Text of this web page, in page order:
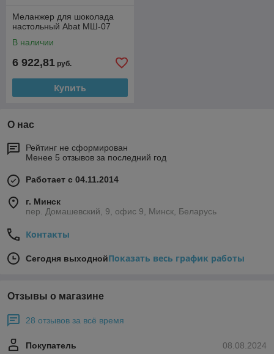
Меланжер для шоколада
настольный Abat МШ-07
В наличии
6 922,81 руб.
Купить
О нас
Рейтинг не сформирован
Менее 5 отзывов за последний год
Работает с 04.11.2014
г. Минск
пер. Домашевский, 9, офис 9, Минск, Беларусь
Контакты
Сегодня выходнойПоказать весь график работы
Отзывы о магазине
28 отзывов за всё время
08.08.2024
Покупатель